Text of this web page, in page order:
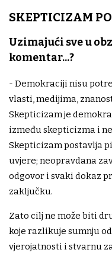
SKEPTICIZAM
Uzimajući sve u
komentar...?
- Demokraciji nisu
vlasti, medijima,
Skepticizam je
između skepticizma i
Skepticizam postavlja
uvjere; neopravdana
odgovor i svaki dokaz
zaključku.
Zato cilj ne može biti
koje razlikuje sumnju
vjerojatnosti i stvarnu